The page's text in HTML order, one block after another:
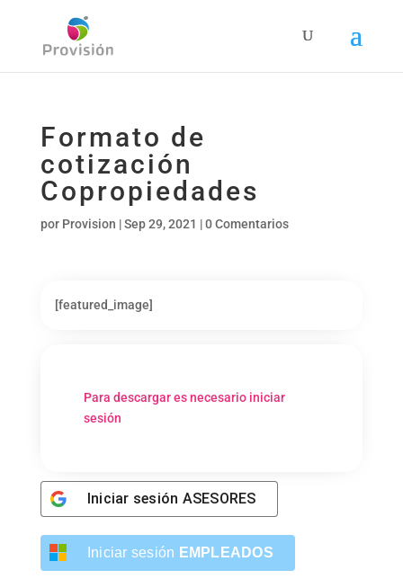
Formato de
cotización
Copropiedades
por Provision |Sep 29, 2021 |0 Comentarios
[featured_image]
Para descargar es necesario iniciar
sesión
Iniciar sesión ASESORES
Iniciar sesión EMPLEADOS